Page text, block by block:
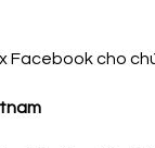
Facebook cho